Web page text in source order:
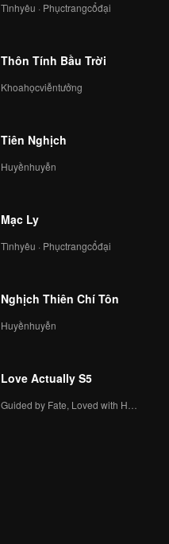
Tìnhyêu · Phụctrangcổđại
Thôn Tính Bầu Trời
Khoahọcviễntưởng
Tiên Nghịch
Huyềnhuyễn
Mạc Ly
Tìnhyêu · Phụctrangcổđại
Nghịch Thiên Chí Tôn
Huyềnhuyễn
Love Actually S5